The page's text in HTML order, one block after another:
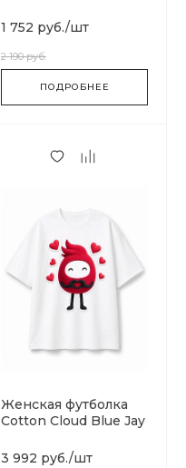
PINK
1 752 руб./шт
2 190 руб.
ПОДРОБНЕЕ
Женская футболка
Cotton Cloud Blue Jay
DW0DW06931708
3 992 руб./шт